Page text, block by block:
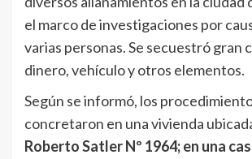
el marco de investigaciones por
varias personas. Se secuestró gran
dinero, vehículo y otros elementos.
Según se informó, los
concretaron en una vivienda
Roberto Satler Nº 1964; en una